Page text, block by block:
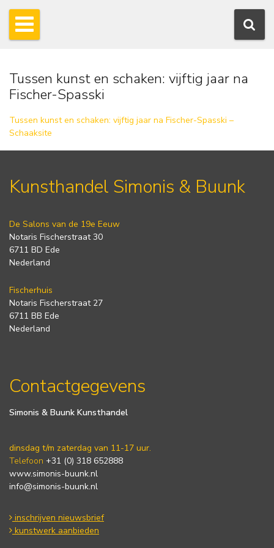
Tussen kunst en schaken: vijftig jaar na
Fischer-Spasski
Tussen kunst en schaken: vijftig jaar na Fischer-Spasski –
Schaaksite
Kunsthandel Simonis & Buunk
De Salons van de 19e Eeuw
Notaris Fischerstraat 30
6711 BD Ede
Nederland
Fischerhuis
Notaris Fischerstraat 27
6711 BB Ede
Nederland
Contactgegevens
Simonis & Buunk Kunsthandel
dinsdag t/m zaterdag van 11-17 uur.
Telefoon +31 (0) 318 652888
www.simonis-buunk.nl
info@simonis-buunk.nl
inschrijven nieuwsbrief
kunstwerk aanbieden